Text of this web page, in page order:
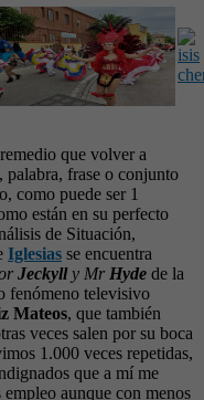
que volver a
palabra, frase o conjunto
como puede ser 1
están en su perfecto
de Situación,
Iglesias se encuentra
Jeckylly Mr Hyde de la
fenómeno televisivo
Mateos, que también
veces salen por su boca
1.000 veces repetidas,
que a mí me
aunque con menos